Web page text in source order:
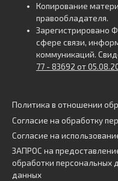
Копирование
правообладателя.
Зарегистрировано
сфере связи,
коммуникаций.
77 - 83692 от
Политика в отношении
Согласие на обработку
Согласие на
ЗАПРОС на
обработки персональных
данных